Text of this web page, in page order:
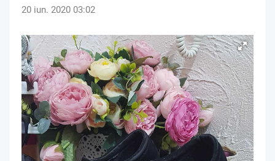
20 iun. 2020 03:02